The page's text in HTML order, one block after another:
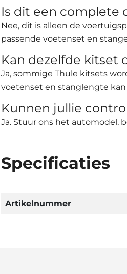
Is dit een complete
Nee, dit is alleen de
passende voetenset en
Kan dezelfde kitset
Ja, sommige Thule kitsets
voetenset en stanglengte
Kunnen jullie
Ja. Stuur ons het automodel,
Specificaties
Artikelnummer